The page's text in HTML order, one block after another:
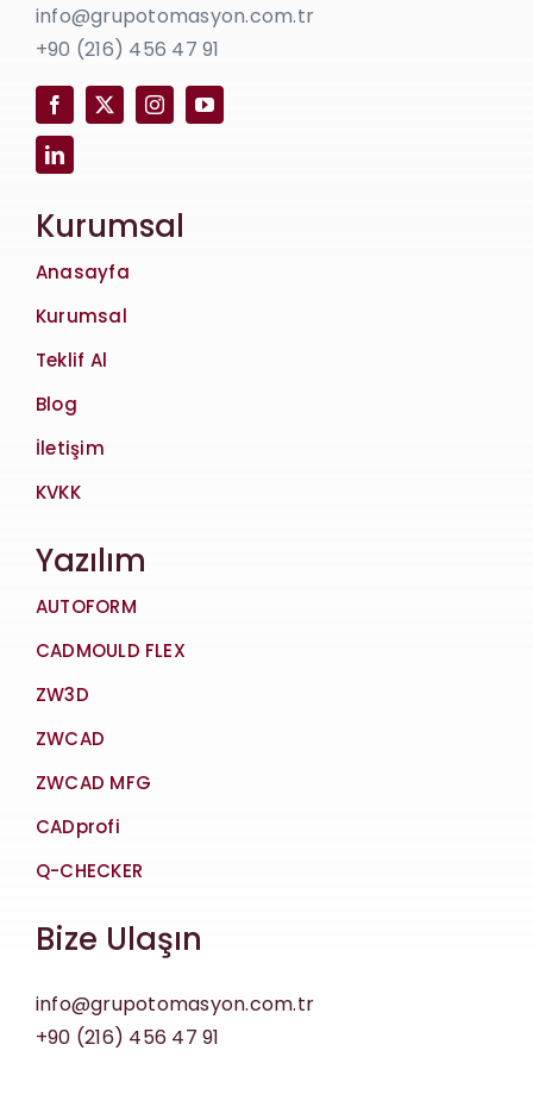
info@grupotomasyon.com.tr
+90 (216) 456 47 91
Kurumsal
Anasayfa
Kurumsal
Teklif Al
Blog
İletişim
KVKK
Yazılım
AUTOFORM
CADMOULD FLEX
ZW3D
ZWCAD
ZWCAD MFG
CADprofi
Q-CHECKER
Bize Ulaşın
info@grupotomasyon.com.tr
+90 (216) 456 47 91